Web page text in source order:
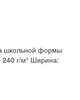
школьной формы
240 г/м² Ширина: